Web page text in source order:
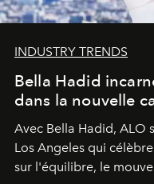
INDUSTRY TRENDS
Bella Hadid
dans la nouvelle
Avec Bella Hadid, ALO
Los Angeles qui
sur l'équilibre, le